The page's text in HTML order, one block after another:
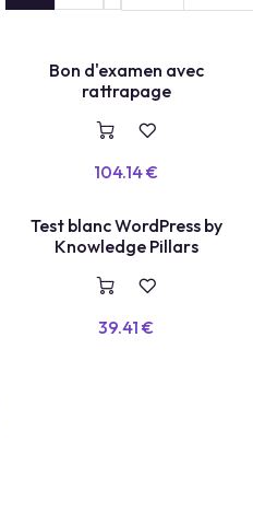
Bon d'examen avec
rattrapage
104.14€
Test blanc WordPress by
Knowledge Pillars
39.41 €